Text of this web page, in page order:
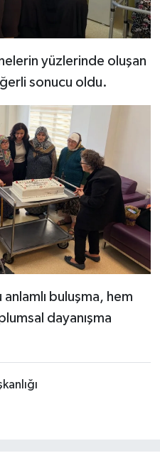
yüzlerinde oluşan
sonucu oldu.
buluşma, hem
dayanışma